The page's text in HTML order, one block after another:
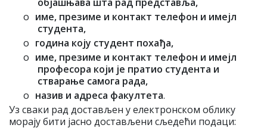
o име, презиме и контакт телефон и имејл
студента,
o година коју студент похађа,
o име, презиме и контакт телефон и имејл
професора који је пратио студента и
стварање самога рада,
o назив и адреса факултета.
Уз сваки рад достављен у електронском облику
морају бити јасно достављени сљедећи подаци: